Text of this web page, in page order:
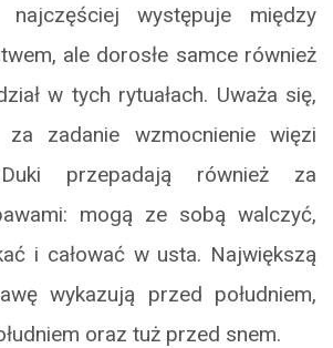
najczęściej występuje między
ale dorosłe samce również
w tych rytuałach. Uważa się,
zadanie wzmocnienie więzi
Duki przepadają również za
mogą ze sobą walczyć,
i całować w usta. Największą
wykazują przed południem,
oraz tuż przed snem.